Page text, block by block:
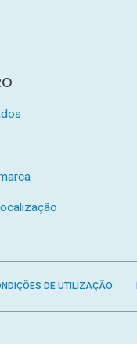
DE UTILIZAÇÃO